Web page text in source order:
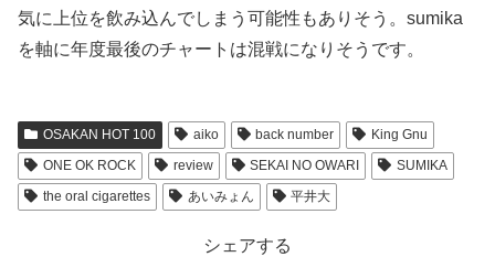
気に上位を飲み込んでしまう可能性もありそう。sumika
を軸に年度最後のチャートは混戦になりそうです。
OSAKAN HOT 100 aiko back number
King Gnu
ONE OK ROCK
review SEKAI NO OWARI
SUMIKA
the oral cigarettes
あいみょん 平井大
シェアする